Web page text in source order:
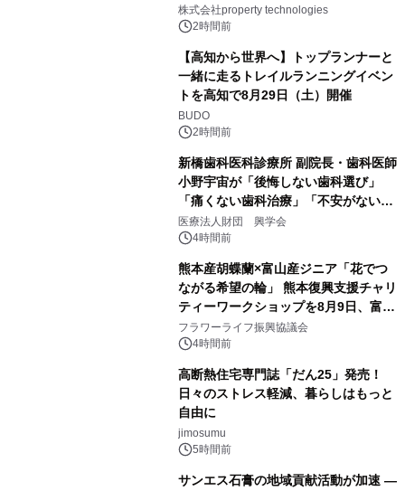
PropTechはどう組み替えるか）｜
PropTech-Lab
株式会社property technologies
2時間前
【高知から世界へ】トップランナーと
一緒に走るトレイルランニングイベン
トを高知で8月29日（土）開催
BUDO
2時間前
新橋歯科医科診療所 副院長・歯科医師
小野宇宙が「後悔しない歯科選び」
「痛くない歯科治療」「不安がない治
療計画」をテーマに専門監修
医療法人財団 興学会
4時間前
熊本産胡蝶蘭×富山産ジニア「花でつ
ながる希望の輪」 熊本復興支援チャリ
ティーワークショップを8月9日、富
山・射水で開催
フラワーライフ振興協議会
4時間前
高断熱住宅専門誌「だん25」発売！
日々のストレス軽減、暮らしはもっと
自由に
jimosumu
5時間前
サンエス石膏の地域貢献活動が加速 ―